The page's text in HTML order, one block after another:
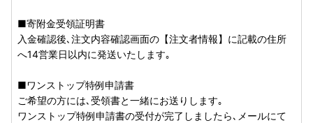
～提出する書類～
◆ワンストップ特例申請書（寄附金税額控除に係る申告特例
申請書をダウンロードの上、個人番号・生年月日・チェッ
ク欄を記入してください。
■寄附金受領証明書
入金確認後､注文内容確認画面の【注文者情報】に記載の住所
へ14営業日以内に発送いたします｡
■ワンストップ特例申請書
ご希望の方には､受領書と一緒にお送りします｡
ワンストップ特例申請書の受付が完了しましたら､メールにて